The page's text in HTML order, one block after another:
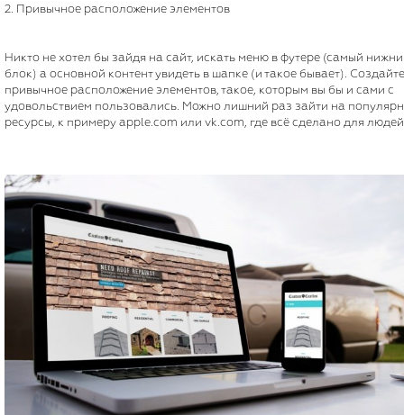
2. Привычное расположение элементов
Никто не хотел бы зайдя на сайт, искать меню в футере (самый
блок) а основной контент увидеть в шапке (и такое бывает). Создайте
привычное расположение элементов, такое, которым вы бы и сами с
удовольствием пользовались. Можно лишний раз зайти на
ресурсы, к примеру apple.com или vk.com, где всё сделано для